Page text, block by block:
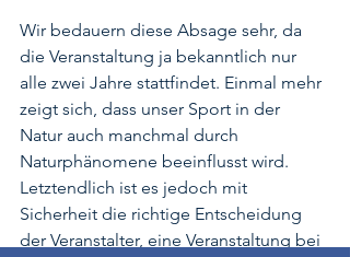
Wir bedauern diese Absage sehr, da
die Veranstaltung ja bekanntlich nur
alle zwei Jahre stattfindet. Einmal mehr
zeigt sich, dass unser Sport in der
Natur auch manchmal durch
Naturphänomene beeinflusst wird.
Letztendlich ist es jedoch mit
Sicherheit die richtige Entscheidung
der Veranstalter, eine Veranstaltung bei